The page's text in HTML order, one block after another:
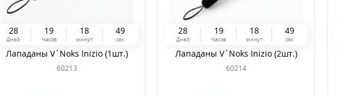
28
Дней
19
Часов
18
минут
48
сек
Лападаны V`Noks Inizio (1шт.)
60213
28
Дней
19
Часов
18
минут
48
сек
Лападаны V`Noks Inizio (2шт.)
60214